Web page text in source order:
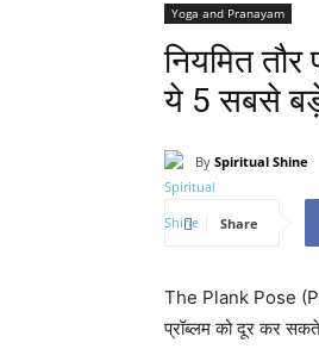
Yoga and Pranayam
नियमित
ये 5 सबसे
By Spiritual Shine
Share
The Plank Pose
प्रॉब्लम को दूर कर